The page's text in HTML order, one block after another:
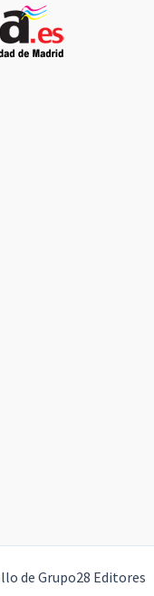
de Grupo28 Editores